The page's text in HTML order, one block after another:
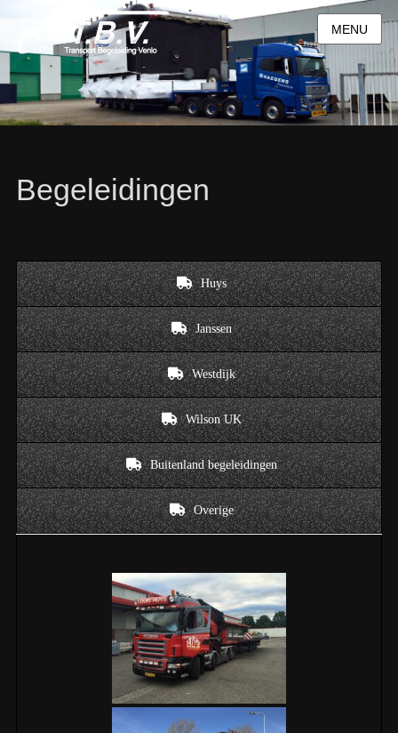
MENU
Begeleidingen
Huys
Janssen
Westdijk
Wilson UK
Buitenland begeleidingen
Overige